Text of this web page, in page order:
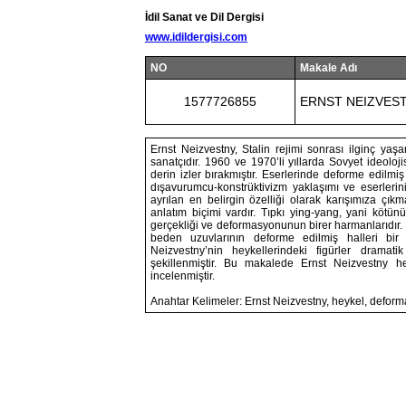
İdil Sanat ve Dil Dergisi
www.idildergisi.com
NO Makale Adı
1577726855 ERNST
Ernst Neizvestny, Stalin rejimi sonrası ilginç
sanatçıdır. 1960 ve 1970’li yıllarda Sovyet
derin izler bırakmıştır. Eserlerinde deforme
dışavurumcu-konstrüktivizm yaklaşımı ve
ayrılan en belirgin özelliği olarak karışımıza
anlatım biçimi vardır. Tıpkı ying-yang, yani
gerçekliği ve deformasyonunun birer
beden uzuvlarının deforme edilmiş halleri
Neizvestny’nin heykellerindeki figürler
şekillenmiştir. Bu makalede Ernst Neizvestny
incelenmiştir.
Anahtar Kelimeler: Ernst Neizvestny, heykel,